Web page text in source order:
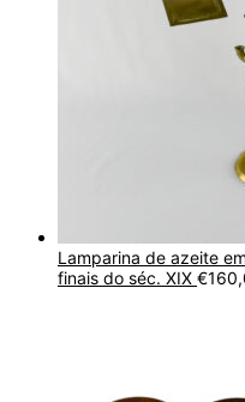
Lamparina de azeite
finais do séc. XIX €